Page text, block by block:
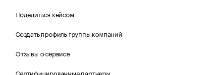
Поделиться кейсом
Создать профиль группы компаний
Отзывы о сервисе
Сертифицированные партнеры